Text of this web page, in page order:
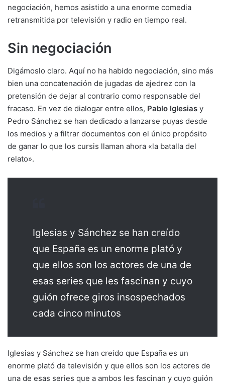
negociación, hemos asistido a una enorme comedia
retransmitida por televisión y radio en tiempo real.
Sin negociación
Digámoslo claro. Aquí no ha habido negociación, sino más
bien una concatenación de jugadas de ajedrez con la
pretensión de dejar al contrario como responsable del
fracaso. En vez de dialogar entre ellos, Pablo Iglesias y
Pedro Sánchez se han dedicado a lanzarse puyas desde
los medios y a filtrar documentos con el único propósito
de ganar lo que los cursis llaman ahora «la batalla del
relato».
Iglesias y Sánchez se han creído
que España es un enorme plató y
que ellos son los actores de una de
esas series que les fascinan y cuyo
guión ofrece giros insospechados
cada cinco minutos
Iglesias y Sánchez se han creído que España es un
enorme plató de televisión y que ellos son los actores de
una de esas series que a ambos les fascinan y cuyo guión